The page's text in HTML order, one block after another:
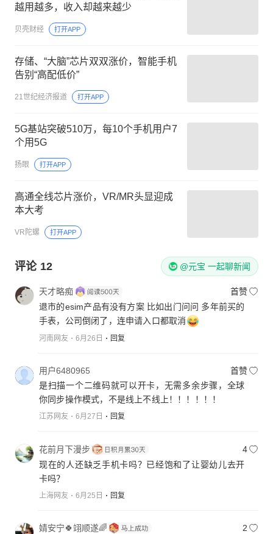
越用越多，收入却越来越少
贝壳财经 打开APP
存储、“大脑”芯片双双涨价，智能手机
告别“高配低价”
21世纪经济报道 打开APP
5G基站突破510万，每10个手机用户7
个用5G
扬眼 打开APP
高通全线芯片涨价，VR/MR头显迎成
本大考
VR陀螺 打开APP
评论 12 @元宝 一起聊新闻
天才略痴
首赞
退市的esim产品有没有方案 比如出门问问 多年前买的
手表，公司倒闭了，连申请入口都取消
河南网友 6月26日 回复
用户6480965
首赞
是扫描一个二维码就可以开卡，无需多余步骤，全球
你同步操作模式，不是线上不线上！！！！！！
江苏网友 6月27日 回复
花前月下漫步
4
现在的人还缺乏手机卡吗？已经饱和了让婴幼儿去开
卡吗？
上海网友 6月25日 回复
婧安宁🍀翊顺遂🌈
2